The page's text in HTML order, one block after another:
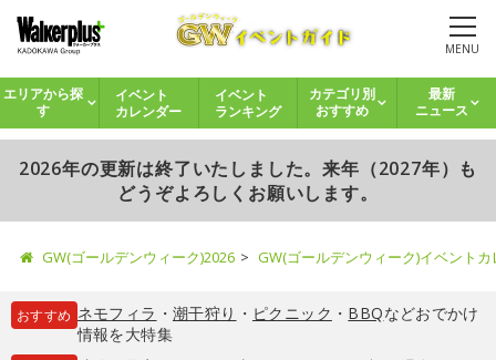
MENU
エリアから探
す
イベント
カレンダー
イベント
ランキング
カテゴリ別
おすすめ
最新
ニュース
2026年の更新は終了いたしました。来年（2027年）も
どうぞよろしくお願いします。
GW(ゴールデンウィーク)2026 GW(ゴールデンウィーク)イベント
おすすめ ネモフィラ ・ 潮干狩り ・ ピクニック ・ BBQなどおでかけ
情報を大特集